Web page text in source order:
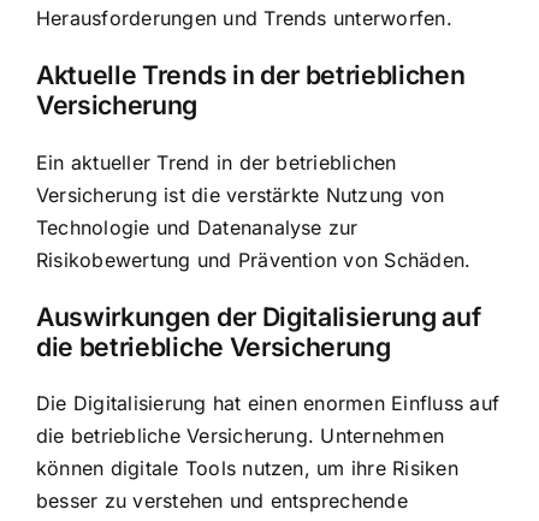
Herausforderungen und Trends unterworfen.
Aktuelle Trends in der betrieblichen
Versicherung
Ein aktueller Trend in der betrieblichen
Versicherung ist die verstärkte Nutzung von
Technologie und Datenanalyse zur
Risikobewertung und Prävention von Schäden.
Auswirkungen der Digitalisierung auf
die betriebliche Versicherung
Die Digitalisierung hat einen enormen Einfluss auf
die betriebliche Versicherung. Unternehmen
können digitale Tools nutzen, um ihre Risiken
besser zu verstehen und entsprechende